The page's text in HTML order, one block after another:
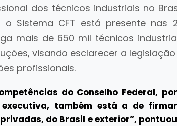
dos técnicos industriais no
o Sistema CFT está presente nas
mais de 650 mil técnicos
visando esclarecer a
profissionais.
do Conselho Federal, por
também está a de firmar
do Brasil e exterior”, pontuou